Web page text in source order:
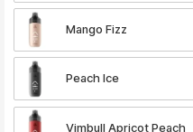
Mango Fizz
Peach Ice
Vimbull Apricot Peach